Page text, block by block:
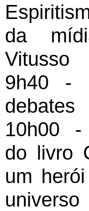
da
Vitusso
9h40 -
debates
10h00 -
do livro
um